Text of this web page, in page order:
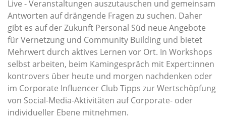
Live - Veranstaltungen auszutauschen und gemeinsam
Antworten auf drängende Fragen zu suchen. Daher
gibt es auf der Zukunft Personal Süd neue Angebote
für Vernetzung und Community Building und bietet
Mehrwert durch aktives Lernen vor Ort. In Workshops
selbst arbeiten, beim Kamingespräch mit Expert:innen
kontrovers über heute und morgen nachdenken oder
im Corporate Influencer Club Tipps zur Wertschöpfung
von Social-Media-Aktivitäten auf Corporate- oder
individueller Ebene mitnehmen.